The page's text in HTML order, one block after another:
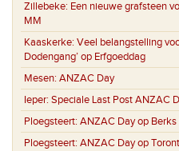
Zillebeke: Een nieuwe grafsteen
MM
Kaaskerke: Veel belangstelling
Dodengang’ op Erfgoeddag
Mesen: ANZAC Day
Ieper: Speciale Last Post ANZAC
Ploegsteert: ANZAC Day op
Ploegsteert: ANZAC Day op